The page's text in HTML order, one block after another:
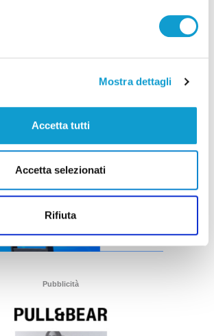
Mostra dettagli
Accetta tutti
Accetta selezionati
Rifiuta
Pubblicità